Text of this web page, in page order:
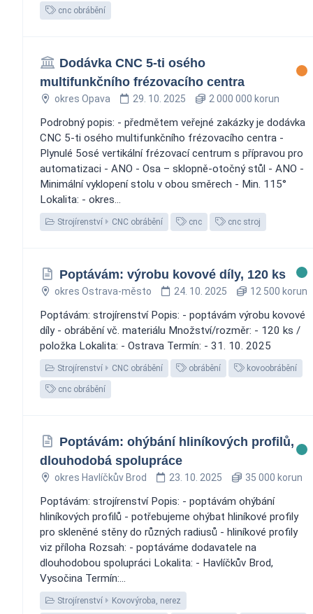
cnc obrábění
Dodávka CNC 5-ti osého
multifunkčního frézovacího centra
okres Opava 29. 10. 2025 2 000 000 korun
Podrobný popis: - předmětem veřejné zakázky je dodávka
CNC 5-ti osého multifunkčního frézovacího centra -
Plynulé 5osé vertikální frézovací centrum s přípravou pro
automatizaci - ANO - Osa – sklopně-otočný stůl - ANO -
Minimální vyklopení stolu v obou směrech - Min. 115°
Lokalita: - okres...
Strojírenství CNC obrábění cnc cnc stroj
Poptávám: výrobu kovové díly, 120 ks
okres Ostrava-město 24. 10. 2025 12 500 korun
Poptávám: strojírenství Popis: - poptávám výrobu kovové
díly - obrábění vč. materiálu Množství/rozměr: - 120 ks /
položka Lokalita: - Ostrava Termín: - 31. 10. 2025
Strojírenství CNC obrábění obrábění kovoobrábění
cnc obrábění
Poptávám: ohýbání hliníkových profilů,
dlouhodobá spolupráce
okres Havlíčkův Brod 23. 10. 2025 35 000 korun
Poptávám: strojírenství Popis: - poptávám ohýbání
hliníkových profilů - potřebujeme ohýbat hliníkové profily
pro skleněné stěny do různých radiusů - hliníkové profily
viz příloha Rozsah: - poptáváme dodavatele na
dlouhodobou spolupráci Lokalita: - Havlíčkův Brod,
Vysočina Termín:...
Strojírenství Kovovýroba, nerez